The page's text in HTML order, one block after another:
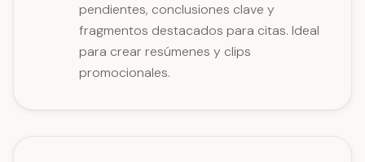
pendientes, conclusiones clave y
fragmentos destacados para citas. Ideal
para crear resúmenes y clips
promocionales.